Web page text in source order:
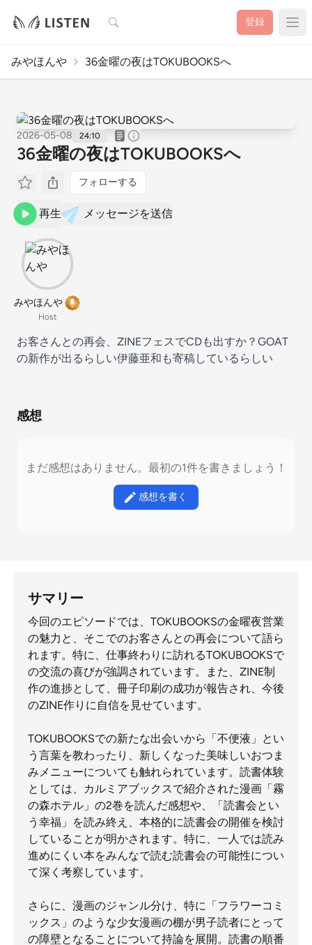
検索 登録
みやほんや 36金曜の夜はTOKUBOOKSへ
2026-05-08 24:10
36金曜の夜はTOKUBOOKSへ
フォローする
再生 メッセージを送信
みやほんや
Host
お客さんとの再会、ZINEフェスでCDも出すか？GOAT
の新作が出るらしい伊藤亜和も寄稿しているらしい
感想
まだ感想はありません。最初の1件を書きましょう！
感想を書く
サマリー
今回のエピソードでは、TOKUBOOKSの金曜夜営業
の魅力と、そこでのお客さんとの再会について語ら
れます。特に、仕事終わりに訪れるTOKUBOOKSで
の交流の喜びが強調されています。また、ZINE制
作の進捗として、冊子印刷の成功が報告され、今後
のZINE作りに自信を見せています。
TOKUBOOKSでの新たな出会いから「不便液」とい
う言葉を教わったり、新しくなった美味しいおつま
みメニューについても触れられています。読書体験
としては、カルミアブックスで紹介された漫画「霧
の森ホテル」の2巻を読んだ感想や、「読書会とい
う幸福」を読み終え、本格的に読書会の開催を検討
していることが明かされます。特に、一人では読み
進めにくい本をみんなで読む読書会の可能性につい
て深く考察しています。
さらに、漫画のジャンル分け、特に「フラワーコミ
ックス」のような少女漫画の棚が男子読者にとって
の障壁となることについて持論を展開。読書の順番